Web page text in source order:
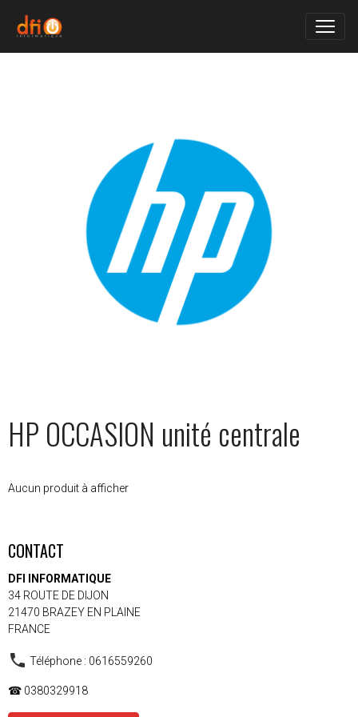
HP OCCASION unité centrale
Aucun produit à afficher
CONTACT
DFI INFORMATIQUE
34 ROUTE DE DIJON
21470 BRAZEY EN PLAINE
FRANCE
Téléphone : 0616559260
☎ 0380329918